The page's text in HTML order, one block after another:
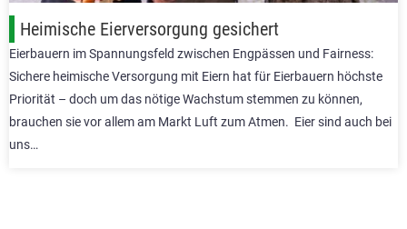
Heimische Eierversorgung gesichert
Eierbauern im Spannungsfeld zwischen Engpässen und Fairness:
Sichere heimische Versorgung mit Eiern hat für Eierbauern höchste
Priorität – doch um das nötige Wachstum stemmen zu können,
brauchen sie vor allem am Markt Luft zum Atmen. Eier sind auch bei
uns…